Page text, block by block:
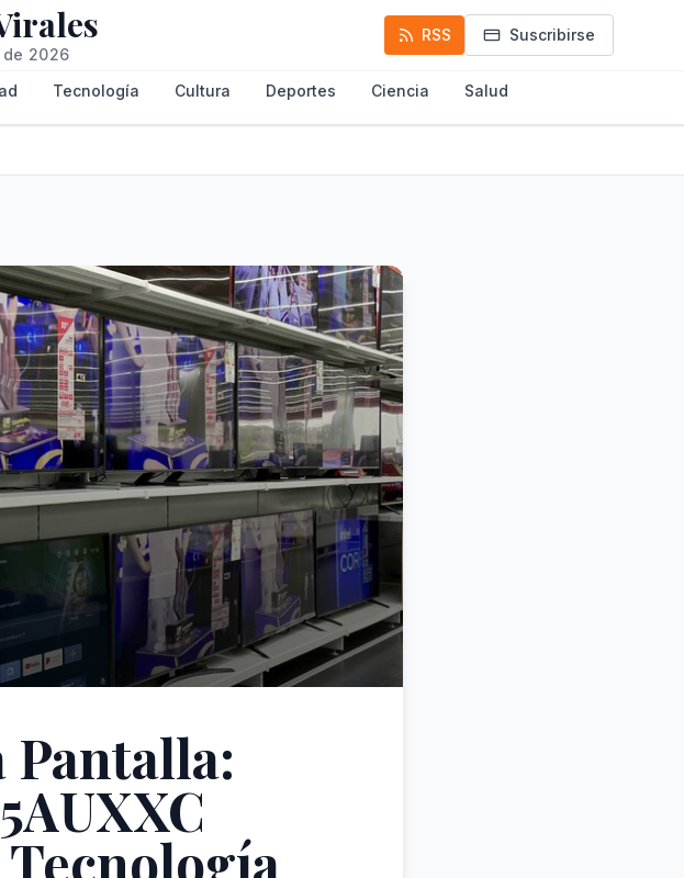
2026
RSS Suscribirse
Tecnología Cultura Deportes Ciencia Salud
Pantalla:
Tecnología